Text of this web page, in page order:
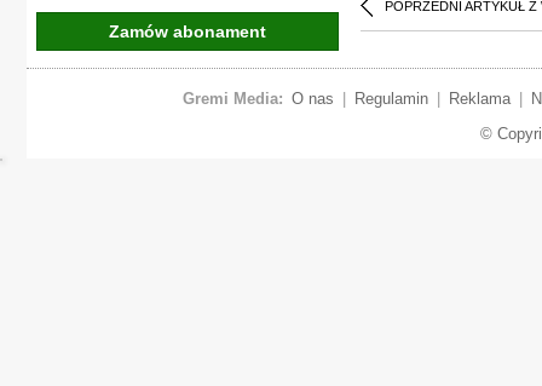
POPRZEDNI ARTYKUŁ Z
Zamów abonament
Gremi Media: O nas Regulamin Reklama
©